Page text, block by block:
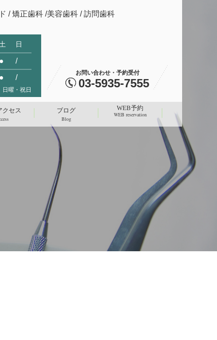
/ 矯正歯科 /美容歯科 / 訪問歯科
お問い合わせ・予約受付
03-5935-7555
日
/
/
曜・祝日
クセス ブログ
Blog
WEB予約
WEB reservation